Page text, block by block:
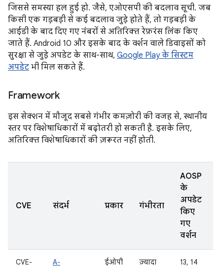
जिससे समस्या हल हुई हो. जैसे, एओएसपी की बदलाव सूची. जब
किसी एक गड़बड़ी से कई बदलाव जुड़े होते हैं, तो गड़बड़ी के
आईडी के बाद दिए गए नंबरों से अतिरिक्त रेफ़रंस लिंक किए
जाते हैं. Android 10 और इसके बाद के वर्शन वाले डिवाइसों को
सुरक्षा से जुड़े अपडेट के साथ-साथ, Google Play के सिस्टम
अपडेट भी मिल सकते हैं.
Framework
इस सेक्शन में मौजूद सबसे गंभीर कमज़ोरी की वजह से, स्थानीय
स्तर पर विशेषाधिकारों में बढ़ोतरी हो सकती है. इसके लिए,
अतिरिक्त विशेषाधिकारों की ज़रूरत नहीं होती.
CVE संदर्भ प्रकार गंभीरता
AOSP
के
अपडेट
किए
गए
वर्शन
CVE-
A-
ईओपी ज़्यादा 13, 14